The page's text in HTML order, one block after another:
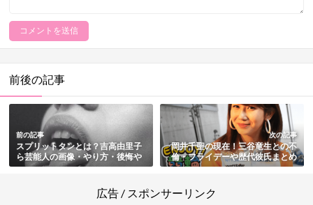
前後の記事
前の記事
スプリットタンとは？吉高由里子
ら芸能人の画像・やり方・後悔や
痛い説まとめ
次の記事
岡井千聖の現在！三谷竜生との不
倫・フライデーや歴代彼氏まとめ
【画像付き】
広告 / スポンサーリンク